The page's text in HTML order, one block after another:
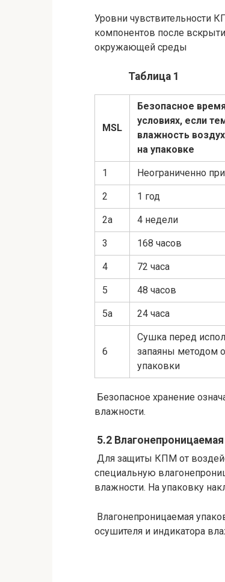
Уровни чувствительности
компонентов после
окружающей среды
Таблица 1
MSL
Безопасное
условиях, если
влажность
на упаковке
1 Неограниченно
2 1 год
2а 4 недели
3 168 часов
4 72 часа
5 48 часов
5а 24 часа
6
Сушка перед
запаяны методом
упаковки
Безопасное хранение
влажности.
5.2
Для защиты КПМ от
специальную
влажности. На упаковку
Влагонепроницаемая
осушителя и индикатора